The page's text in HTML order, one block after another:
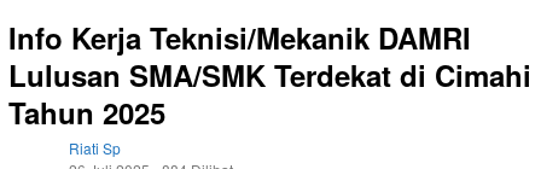
Info Kerja Teknisi/Mekanik DAMRI
Lulusan SMA/SMK Terdekat di Cimahi
Tahun 2025
Riati Sp